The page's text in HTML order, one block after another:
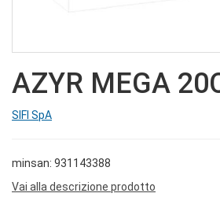
AZYR MEGA
SIFI SpA
minsan: 931143388
Vai alla descrizione prodotto